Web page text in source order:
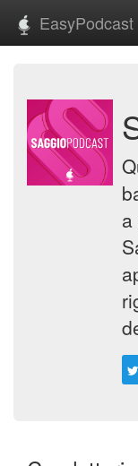
EasyPodcast